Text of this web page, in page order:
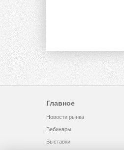
Главное
Новости рынка
Вебинары
Выставки